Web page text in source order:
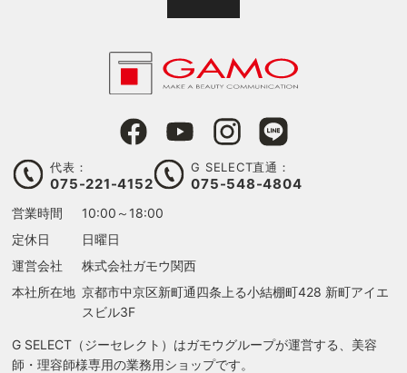
代表：
075-221-4152
G SELECT直通：
075-548-4804
営業時間
10:00～18:00
定休日
日曜日
運営会社
株式会社ガモウ関西
本社所在地 京都市中京区新町通四条上る小結棚町428 新町アイエ
スビル3F
G SELECT（ジーセレクト）はガモウグループが運営する、美容
師・理容師様専用の業務用ショップです。